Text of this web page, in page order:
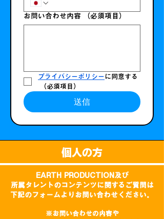
お問い合わせ内容 （必須項目）
プライバシーポリシーに同意する
（必須項目）
送信
個人の方
EARTH PRODUCTION及び
所属タレントのコンテンツに関するご質問は
下記のフォームよりお問い合わせください。
※お問い合わせの内容や